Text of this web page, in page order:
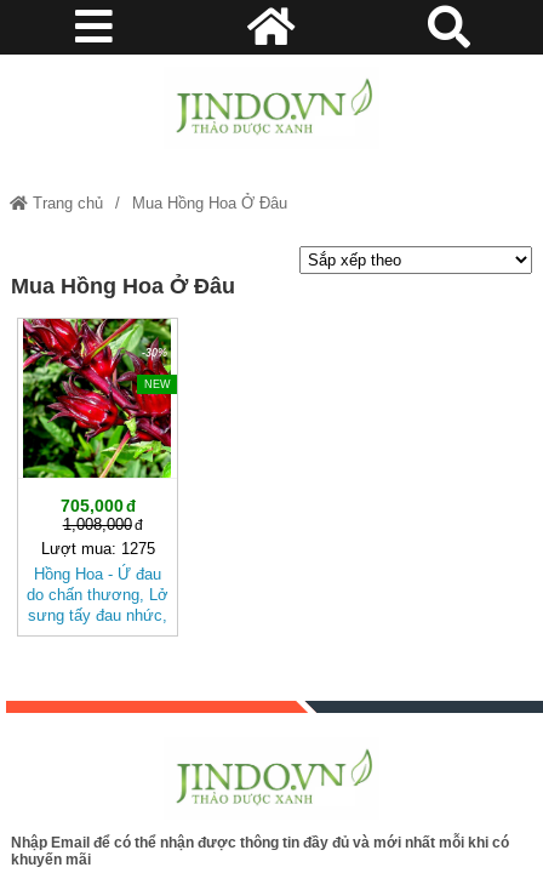
Trang chủ Mua Hồng Hoa Ở Đâu
Mua Hồng Hoa Ở Đâu
-30%
NEW
705,000
1,008,000
Lượt mua: 1275
Hồng Hoa - Ứ đau
do chấn thương, Lở
sưng tấy đau nhức,
Đau kinh, đau bụng
Nhập Email để có thể nhận được thông tin đầy đủ và mới nhất mỗi khi có
khuyến mãi